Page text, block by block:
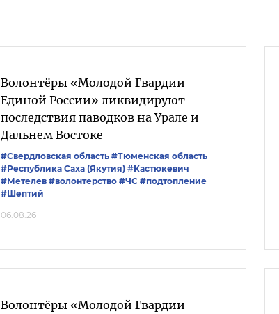
Волонтёры «Молодой Гвардии
Единой России» ликвидируют
последствия паводков на Урале и
Дальнем Востоке
#Свердловская область #Тюменская область
#Республика Саха (Якутия) #Кастюкевич
#Метелев #волонтерство #ЧС #подтопление
#Шептий
06.08.26
Волонтёры «Молодой Гвардии